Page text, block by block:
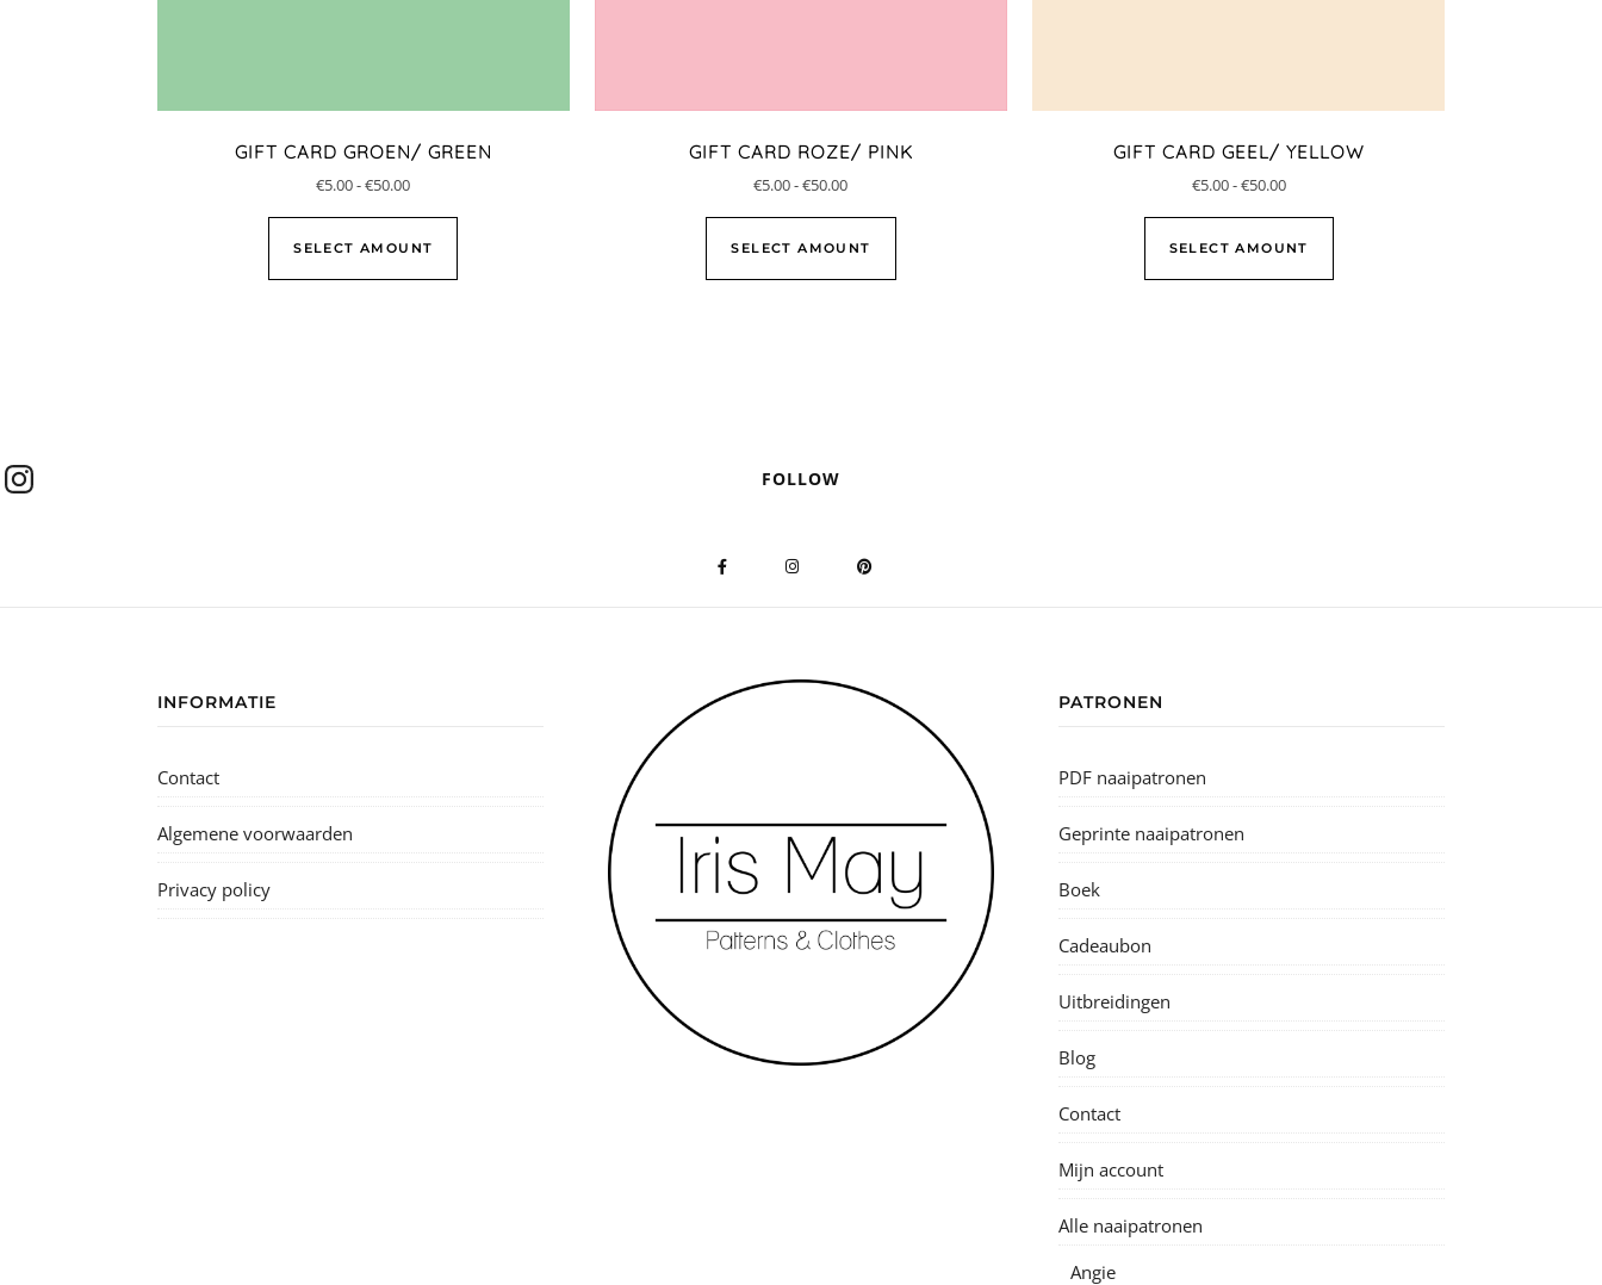
GIFT CARD GROEN/ GREEN
€5.00-€50.00
SELECT AMOUNT
GIFT CARD ROZE/ PINK
€5.00-€50.00
SELECT AMOUNT
GIFT CARD GEEL/ YELLOW
€5.00-€50.00
SELECT AMOUNT
FOLLOW
INFORMATIE
Contact
Algemene voorwaarden
Privacy policy
PATRONEN
PDF naaipatronen
Geprinte naaipatronen
Boek
Cadeaubon
Uitbreidingen
Blog
Contact
Mijn account
Alle naaipatronen
Angie